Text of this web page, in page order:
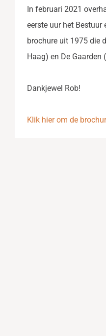
In februari 2021
eerste uur het Bestuur
brochure uit 1975 die
Haag) en De
Dankjewel Rob!
Klik hier om de